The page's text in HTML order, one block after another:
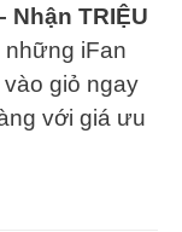
Nhận TRIỆU
những iFan
giỏ ngay
với giá ưu